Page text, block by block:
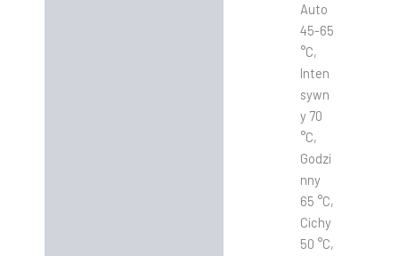
Auto
45-65
°C,
Inten
sywn
y 70
°C,
Godzi
nny
65 °C,
Cichy
50 °C,